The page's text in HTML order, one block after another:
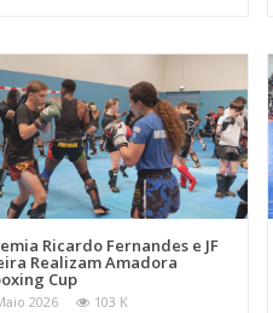
Ricardo Fernandes e JF
Realizam Amadora
Cup
2026 103 K